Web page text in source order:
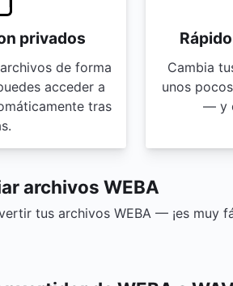
privados
de forma
acceder a
tras
Cambia
unos
— y
archivos WEBA
tus archivos WEBA — ¡es muy